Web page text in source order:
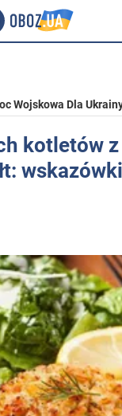
Wojskowa Dla
kotletów